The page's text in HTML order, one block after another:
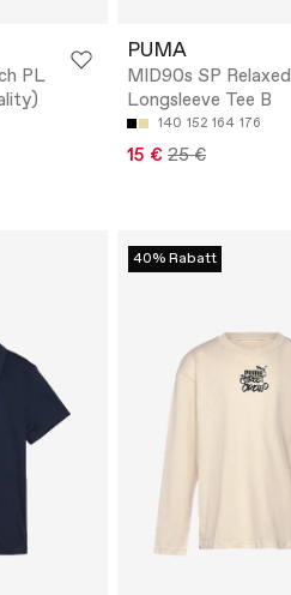
PL
PUMA
MID90s SP Relaxed
Longsleeve Tee B
140 152 164 176
15 € 25 €
40% Rabatt